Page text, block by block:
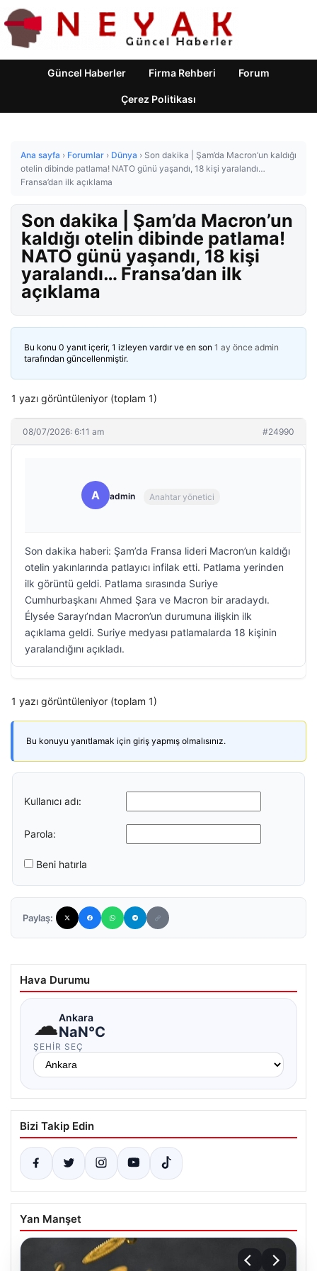
Güncel Haberler Firma Rehberi Forum
Çerez Politikası
Ana sayfa › Forumlar › Dünya › Son dakika | Şam’da Macron’un kaldığı
otelin dibinde patlama! NATO günü yaşandı, 18 kişi yaralandı…
Fransa’dan ilk açıklama
Son dakika | Şam’da Macron’un
kaldığı otelin dibinde patlama!
NATO günü yaşandı, 18 kişi
yaralandı… Fransa’dan ilk
açıklama
Bu konu 0 yanıt içerir, 1 izleyen vardır ve en son 1 ay önce admin
tarafından güncellenmiştir.
1 yazı görüntüleniyor (toplam 1)
08/07/2026: 6:11 am #24990
A admin Anahtar yönetici
Son dakika haberi: Şam’da Fransa lideri Macron’un kaldığı
otelin yakınlarında patlayıcı infilak etti. Patlama yerinden
ilk görüntü geldi. Patlama sırasında Suriye
Cumhurbaşkanı Ahmed Şara ve Macron bir aradaydı.
Élysée Sarayı’ndan Macron’un durumuna ilişkin ilk
açıklama geldi. Suriye medyası patlamalarda 18 kişinin
yaralandığını açıkladı.
1 yazı görüntüleniyor (toplam 1)
Bu konuyu yanıtlamak için giriş yapmış olmalısınız.
Kullanıcı adı:
Parola:
Beni hatırla
Paylaş:
Hava Durumu
☁Ankara
NaN°C
ŞEHIR SEÇ
Bizi Takip Edin
Yan Manşet